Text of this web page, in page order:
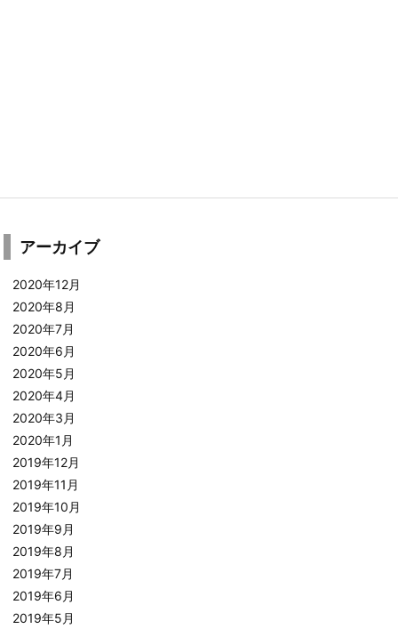
アーカイブ
2020年12月
2020年8月
2020年7月
2020年6月
2020年5月
2020年4月
2020年3月
2020年1月
2019年12月
2019年11月
2019年10月
2019年9月
2019年8月
2019年7月
2019年6月
2019年5月